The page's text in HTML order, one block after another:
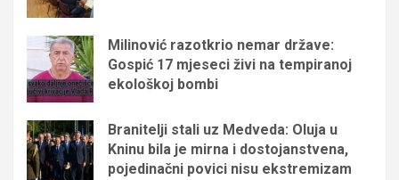
Milinović razotkrio nemar države:
Gospić 17 mjeseci živi na tempiranoj
ekološkoj bombi
Branitelji stali uz Medveda: Oluja u
Kninu bila je mirna i dostojanstvena,
pojedinačni povici nisu ekstremizam